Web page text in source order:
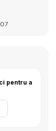
pentru a